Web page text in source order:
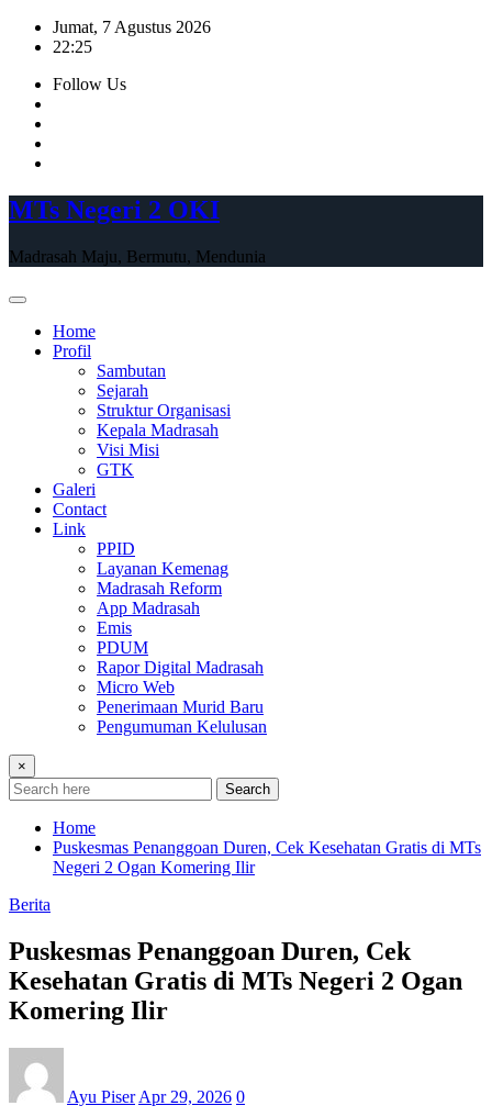
Skip
Jumat, 7 Agustus 2026
22:25
Follow Us
MTs Negeri 2 OKI
Madrasah Maju, Bermutu, Mendunia
Home
Profil
Sambutan
Sejarah
Struktur Organisasi
Kepala Madrasah
Visi Misi
GTK
Galeri
Contact
Link
PPID
Layanan Kemenag
Madrasah Reform
App Madrasah
Emis
PDUM
Rapor Digital Madrasah
Micro Web
Penerimaan Murid Baru
Pengumuman Kelulusan
×
Search
Home
Puskesmas Penanggoan Duren, Cek Kesehatan Gratis di MTs
Negeri 2 Ogan Komering Ilir
Berita
Puskesmas Penanggoan Duren, Cek
Kesehatan Gratis di MTs Negeri 2 Ogan
Komering Ilir
Ayu Piser Apr 29, 2026 0